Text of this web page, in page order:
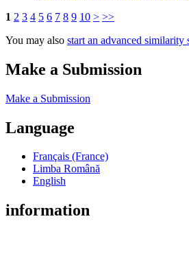
1 2 3 4 5 6 7 8 9 10 > >>
You may also start an advanced similarity
Make a Submission
Make a Submission
Language
Français (France)
Limba Română
English
information